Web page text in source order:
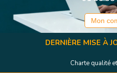
Mon
DERNIÈRE MISE À
Charte qualité